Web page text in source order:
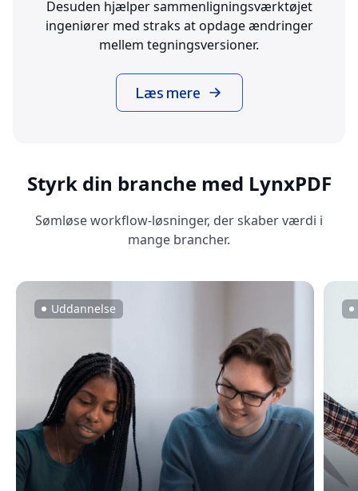
Desuden hjælper sammenligningsværktøjet
ingeniører med straks at opdage ændringer
mellem tegningsversioner.
Læs mere
Styrk din branche med LynxPDF
Sømløse workflow-løsninger, der skaber værdi i
mange brancher.
Uddannelse